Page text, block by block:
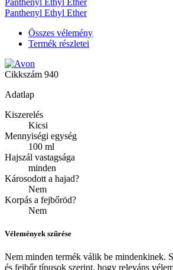
Panthenyl Ethyl Ether
Összes vélemény
Termék részletei
Cikkszám 940
Adatlap
Kiszerelés
Kicsi
Mennyiségi egység
100 ml
Hajszál vastagsága
minden
Károsodott a hajad?
Nem
Korpás a fejbőröd?
Nem
Vélemények szűrése
Nem minden termék válik be mindenkinek.
és fejbőr típusok szerint, hogy releváns